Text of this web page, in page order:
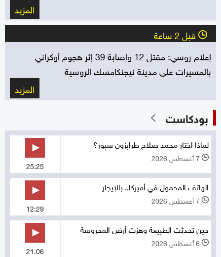
المزيد
l قبل 2 ساعة
إعلام روسي: مقتل 12 وإصابة 39 إثر هجوم أوكراني
بالمسيرات على مدينة نيجنكامسك الروسية
المزيد
بودكاست
لماذا اختار محمد صلاح طرابزون سبور؟
l 7 أغسطس 2026
25:25
الهاتف المحمول في أميركا.. بالإيجار
l 7 أغسطس 2026
12:29
حين تحدثت الطبيعة وهزت أرض المحروسة
l 6 أغسطس 2026
21:06